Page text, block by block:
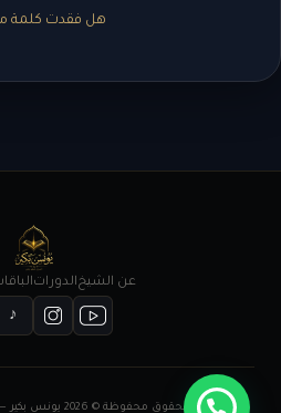
هل فقدت كلمة
عن الشيخالدورات
♪
جميع الحقوق محفوظة © 2026 يونس بكير — تصميم وتطوير